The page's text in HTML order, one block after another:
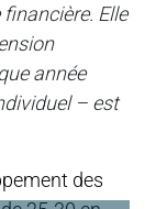
financière. Elle
année
– est